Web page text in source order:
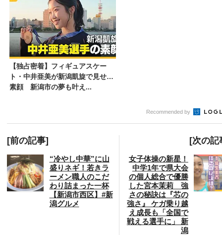
【独占密着】フィギュアスケー
ト・中井亜美が新潟凱旋で見せた
素顔 新潟市の夢も叶え...
Recommended by
[前の記事]
“冷やし中華”に山
盛りネギ！若きラ
ーメン職人のこだ
わり詰まった一杯
【新潟市西区】#新
潟グルメ
[次の記
女子体操の新星！
中学1年で県大会
の個人総合で優勝
した宮本茉莉 強
さの秘訣は『芯の
強さ』 ケガ乗り越
え成長も「全国で
戦える選手に」 新
潟